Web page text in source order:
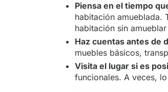
Piensa en el tiempo
habitación amueblada.
habitación sin
Haz cuentas antes de
muebles básicos,
Visita el lugar si es
funcionales. A veces,